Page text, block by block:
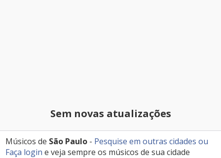
Sem novas atualizações
Músicos de São Paulo - Pesquise em outras cidades ou
Faça login e veja sempre os músicos de sua cidade